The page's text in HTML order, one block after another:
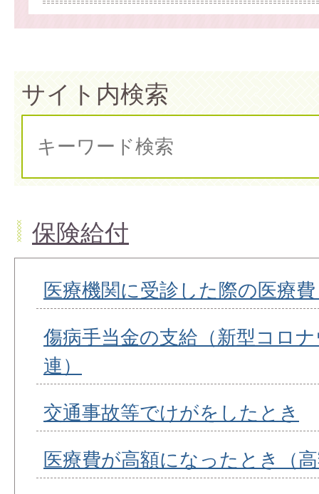
サイト内検索
保険給付
医療機関に受診した際の医療
傷病手当金の支給（新型コロ
連）
交通事故等でけがをしたとき
医療費が高額になったとき（